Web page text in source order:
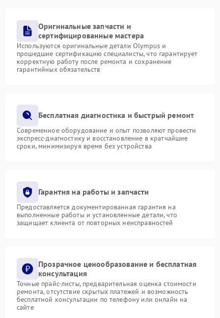
Оригинальные запчасти и
сертифицированные мастера
Используются оригинальные детали Olympus и
прошедшие сертификацию специалисты, что гарантирует
корректную работу после ремонта и сохранение
гарантийных обязательств
Бесплатная диагностика и быстрый ремонт
Современное оборудование и опыт позволяют провести
экспресс-диагностику и восстановление в кратчайшие
сроки, минимизируя время без устройства
Гарантия на работы и запчасти
Предоставляется документированная гарантия на
выполненные работы и установленные детали, что
защищает клиента от повторных неисправностей
Прозрачное ценообразование и бесплатная
консультация
Точные прайс-листы, предварительная оценка стоимости
ремонта, отсутствие скрытых платежей и возможность
бесплатной консультации по телефону или онлайн на
сайте